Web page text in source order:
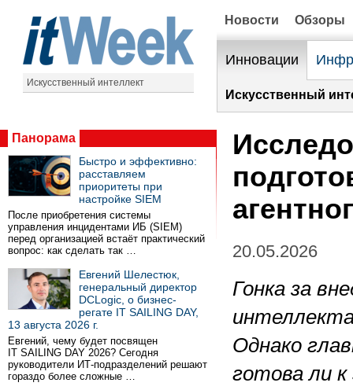
Искусственный интеллект
Новости Обзоры
Инновации
Искусственный
Панорама
Быстро и эффективно:
расставляем
приоритеты при
настройке SIEM
После приобретения системы
управления инцидентами ИБ (SIEM)
перед организацией встаёт практический
вопрос: как сделать так …
Евгений Шелестюк,
генеральный директор
DCLogic, о бизнес-
регате IT SAILING DAY,
13 августа 2026 г.
Евгений, чему будет посвящен
IT SAILING DAY 2026? Сегодня
руководители ИТ-подразделений решают
гораздо более сложные …
20.05.2026
Гонка за
Однако
готова ли